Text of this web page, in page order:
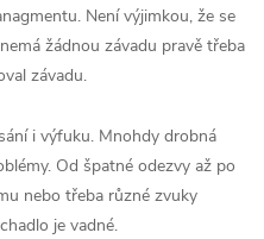
Není výjimkou, že se
žádnou závadu pravě třeba
závadu.
i výfuku. Mnohdy drobná
Od špatné odezvy až po
nebo třeba různé zvuky
je vadné.